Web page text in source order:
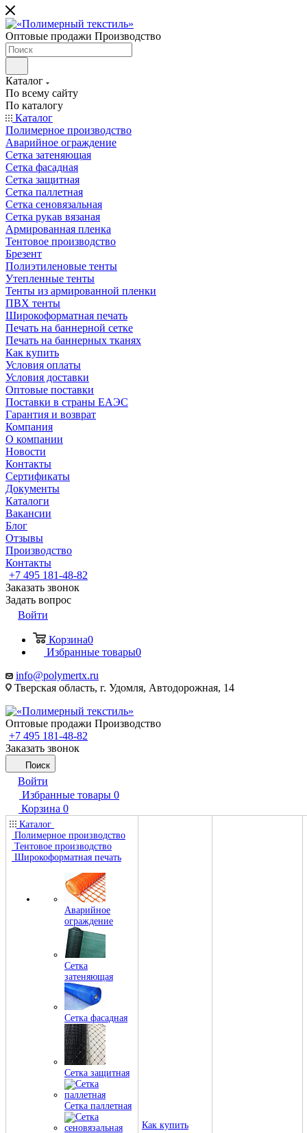
Оптовые продажи Производство
Каталог
По всему сайту
По каталогу
Каталог
Полимерное производство
Аварийное ограждение
Сетка затеняющая
Сетка фасадная
Сетка защитная
Сетка паллетная
Сетка сеновязальная
Сетка рукав вязаная
Армированная пленка
Тентовое производство
Брезент
Полиэтиленовые тенты
Утепленные тенты
Тенты из армированной пленки
ПВХ тенты
Широкоформатная печать
Печать на баннерной сетке
Печать на баннерных тканях
Как купить
Условия оплаты
Условия доставки
Оптовые поставки
Поставки в страны ЕАЭС
Гарантия и возврат
Компания
О компании
Новости
Контакты
Сертификаты
Документы
Каталоги
Вакансии
Блог
Отзывы
Производство
Контакты
+7 495 181-48-82
Заказать звонок
Задать вопрос
Войти
Корзина0
Избранные товары0
info@polymertx.ru
Тверская область, г. Удомля, Автодорожная, 14
Оптовые продажи Производство
+7 495 181-48-82
Заказать звонок
Поиск
Войти
Избранные товары 0
Корзина 0
Каталог
Полимерное производство
Тентовое производство
Широкоформатная печать
Аварийное
ограждение
Сетка
затеняющая
Сетка фасадная
Сетка защитная
Сетка паллетная
Как купить